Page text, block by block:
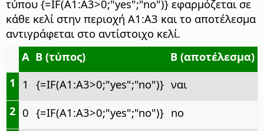
τύπου {=IF(A1:A3>0;"yes";"no")} εφαρμόζεται σε
κάθε κελί στην περιοχή A1:A3 και το αποτέλεσμα
αντιγράφεται στο αντίστοιχο κελί.
A B (τύπος)
Β (αποτέλεσμα)
1 1 {=IF(A1:A3>0;"yes";"no")} ναι
2 0 {=IF(A1:A3>0;"yes";"no")} no